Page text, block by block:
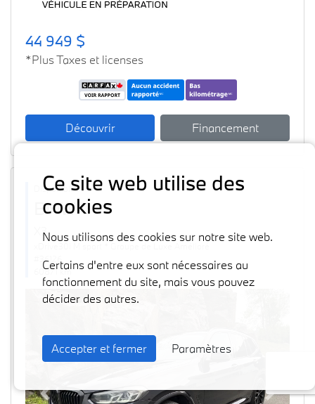
44 949 $
*Plus Taxes et licenses
Découvrir Financement
Disponible
BMW 2024
X3
#36126
60871 km
Previous Next
Ce site web utilise des
cookies
Nous utilisons des cookies sur notre site web.
Certains d'entre eux sont nécessaires au
fonctionnement du site, mais vous pouvez
décider des autres.
Accepter et fermer Paramètres